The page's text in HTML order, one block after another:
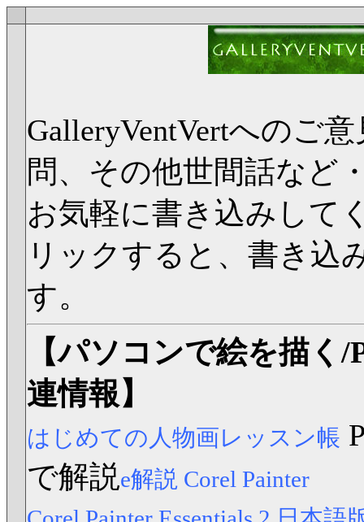
GalleryVentVertへのご
問、その他世間話など
お気軽に書き込みして
リックすると、書き込
す。
【パソコンで絵を描く
連情報】
はじめての人物画レッスン帳
で解説e解説 Corel Painter